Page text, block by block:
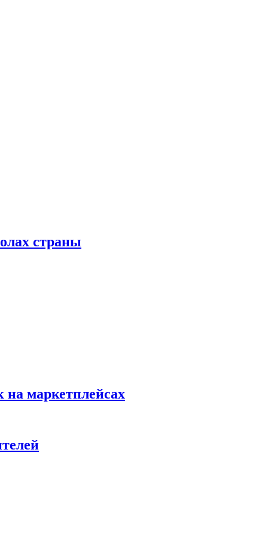
страны
на маркетплейсах